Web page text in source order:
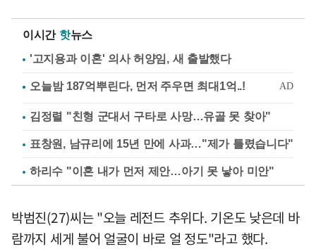
이시간 핫뉴스
'고지용과 이혼' 의사 허양임, 새 출발했다
김정렬 "친형 군대서 구타로 사망…유골 못 찾아"
표창원, 남규리에 15년 만에 사과…"제가 틀렸습니다"
하리수 "이혼 내가 먼저 제안…아기 못 낳아 미안"
박범진(27)씨는 "오늘 레전드 추위다. 기온도 낮은데 바
람까지 세게 불어 얼굴이 바로 얼 정도"라고 했다.